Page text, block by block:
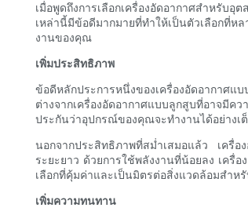
เมื่อพูดถึงการเลือกเครื่องอัดอากาศสำหรับ
เหล่านี้มีข้อดีมากมายที่ทำให้เป็นตัวเลือกที่ห
งานของคุณ
เพิ่มประสิทธิภาพ
ข้อดีหลักประการหนึ่งของเครื่องอัดอากาศแ
ต่างจากเครื่องอัดอากาศแบบลูกสูบที่อาจมี
ประกันว่าอุปกรณ์ของคุณจะทำงานได้อย่างเ
นอกจากประสิทธิภาพที่สม่ำเสมอแล้ว เครื่อ
ระยะยาว ด้วยการใช้พลังงานที่น้อยลง เครื่
เลือกที่คุ้มค่าและเป็นมิตรต่อสิ่งแวดล้อมสำห
เพิ่มความทนทาน